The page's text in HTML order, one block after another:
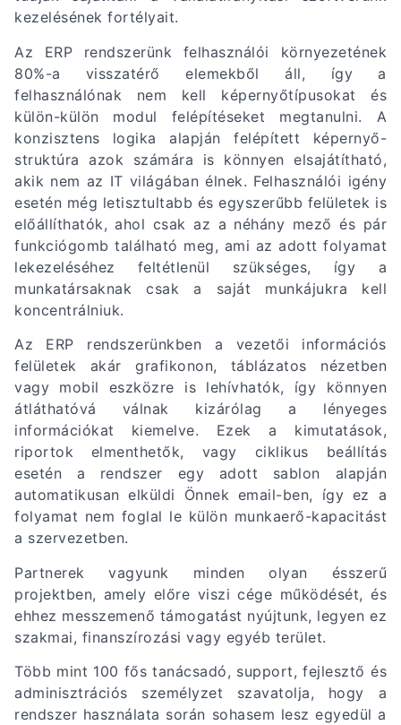
kezelésének fortélyait.
Az ERP rendszerünk felhasználói környezetének
80%-a visszatérő elemekből áll, így a
felhasználónak nem kell képernyőtípusokat és
külön-külön modul felépítéseket megtanulni. A
konzisztens logika alapján felépített képernyő-
struktúra azok számára is könnyen elsajátítható,
akik nem az IT világában élnek. Felhasználói igény
esetén még letisztultabb és egyszerűbb felületek is
előállíthatók, ahol csak az a néhány mező és pár
funkciógomb található meg, ami az adott folyamat
lekezeléséhez feltétlenül szükséges, így a
munkatársaknak csak a saját munkájukra kell
koncentrálniuk.
Az ERP rendszerünkben a vezetői információs
felületek akár grafikonon, táblázatos nézetben
vagy mobil eszközre is lehívhatók, így könnyen
átláthatóvá válnak kizárólag a lényeges
információkat kiemelve. Ezek a kimutatások,
riportok elmenthetők, vagy ciklikus beállítás
esetén a rendszer egy adott sablon alapján
automatikusan elküldi Önnek email-ben, így ez a
folyamat nem foglal le külön munkaerő-kapacitást
a szervezetben.
Partnerek vagyunk minden olyan ésszerű
projektben, amely előre viszi cége működését, és
ehhez messzemenő támogatást nyújtunk, legyen ez
szakmai, finanszírozási vagy egyéb terület.
Több mint 100 fős tanácsadó, support, fejlesztő és
adminisztrációs személyzet szavatolja, hogy a
rendszer használata során sohasem lesz egyedül a